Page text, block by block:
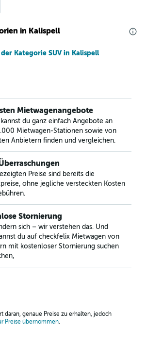
in Kalispell
Kategorie SUV in Kalispell
Mietwagenangebote
du ganz einfach Angebote an
Mietwagen-Stationen sowie von
Anbietern finden und vergleichen.
Preise sind bereits die
ohne jegliche versteckten Kosten
Stornierung
sich – wir verstehen das. Und
du auf checkfelix Mietwagen von
mit kostenloser Stornierung suchen
daran, genaue Preise zu erhalten, jedoch
Preise übernommen.